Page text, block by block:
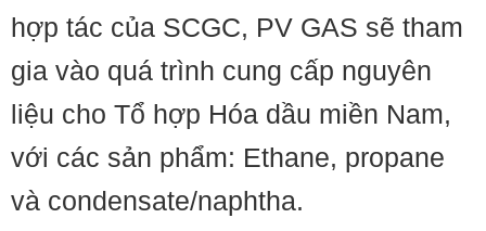
hợp tác của SCGC, PV GAS sẽ tham
gia vào quá trình cung cấp nguyên
liệu cho Tổ hợp Hóa dầu miền Nam,
với các sản phẩm: Ethane, propane
và condensate/naphtha.